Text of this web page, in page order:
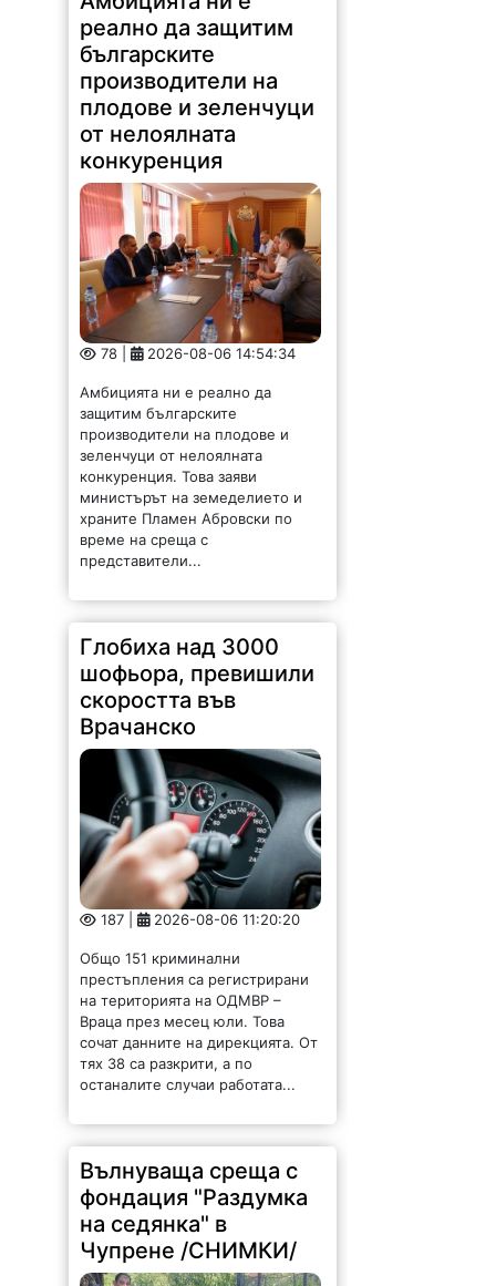
реално да защитим
българските
производители на
плодове и зеленчуци
от нелоялната
конкуренция
78 | 2026-08-06 14:54:34
Амбицията ни е реално да
защитим българските
производители на плодове и
зеленчуци от нелоялната
конкуренция. Това заяви
министърът на земеделието и
храните Пламен Абровски по
време на среща с
представители...
Глобиха над 3000
шофьора, превишили
скоростта във
Врачанско
187 | 2026-08-06 11:20:20
Общо 151 криминални
престъпления са регистрирани
на територията на ОДМВР –
Враца през месец юли. Това
сочат данните на дирекцията. От
тях 38 са разкрити, а по
останалите случаи работата...
Вълнуваща среща с
фондация "Раздумка
на седянка" в
Чупрене /СНИМКИ/